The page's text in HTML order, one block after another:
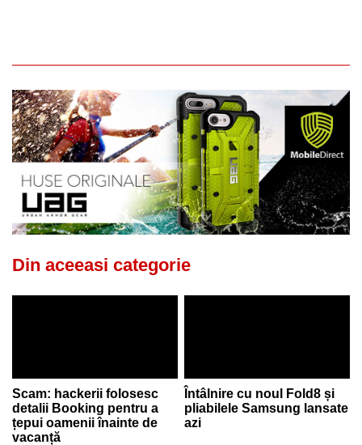
Din aceeasi categorie
Scam: hackerii folosesc
detalii Booking pentru a
țepui oamenii înainte de
vacanță
Întâlnire cu noul Fold8 și
pliabilele Samsung lansate
azi